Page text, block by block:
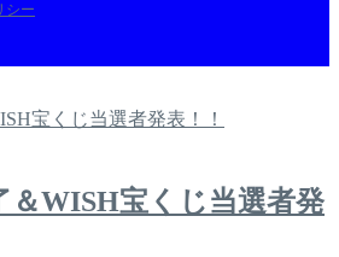
シー
＆WISH宝くじ当選者発